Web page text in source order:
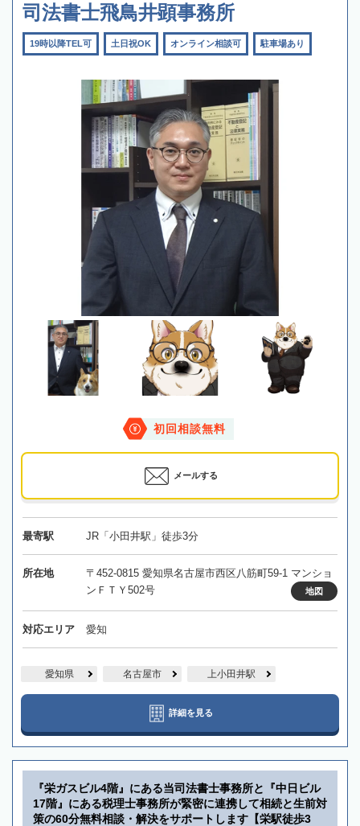
司法書士飛鳥井顕事務所
19時以降TEL可 土日祝OK オンライン相談可 駐車場あり
初回相談無料
メールする
最寄駅 JR「小田井駅」徒歩3分
所在地
〒452-0815 愛知県名古屋市西区八筋町59-1 マンショ
ンＦＴＹ502号
地図
対応エリア 愛知
愛知県 名古屋市 上小田井駅
詳細を見る
『栄ガスビル4階』にある当司法書士事務所と『中日ビル
17階』にある税理士事務所が緊密に連携して相続と生前対
策の60分無料相談・解決をサポートします【栄駅徒歩3